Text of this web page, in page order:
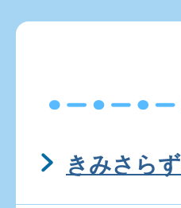
きみさら